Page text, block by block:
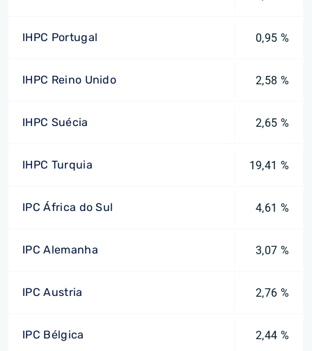
IHPC Portugal 0,95 %
IHPC Reino Unido 2,58 %
IHPC Suécia 2,65 %
IHPC Turquia 19,41 %
IPC África do Sul 4,61 %
IPC Alemanha 3,07 %
IPC Austria 2,76 %
IPC Bélgica 2,44 %